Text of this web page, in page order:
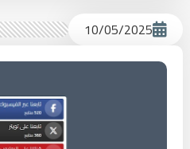
10/05/2025